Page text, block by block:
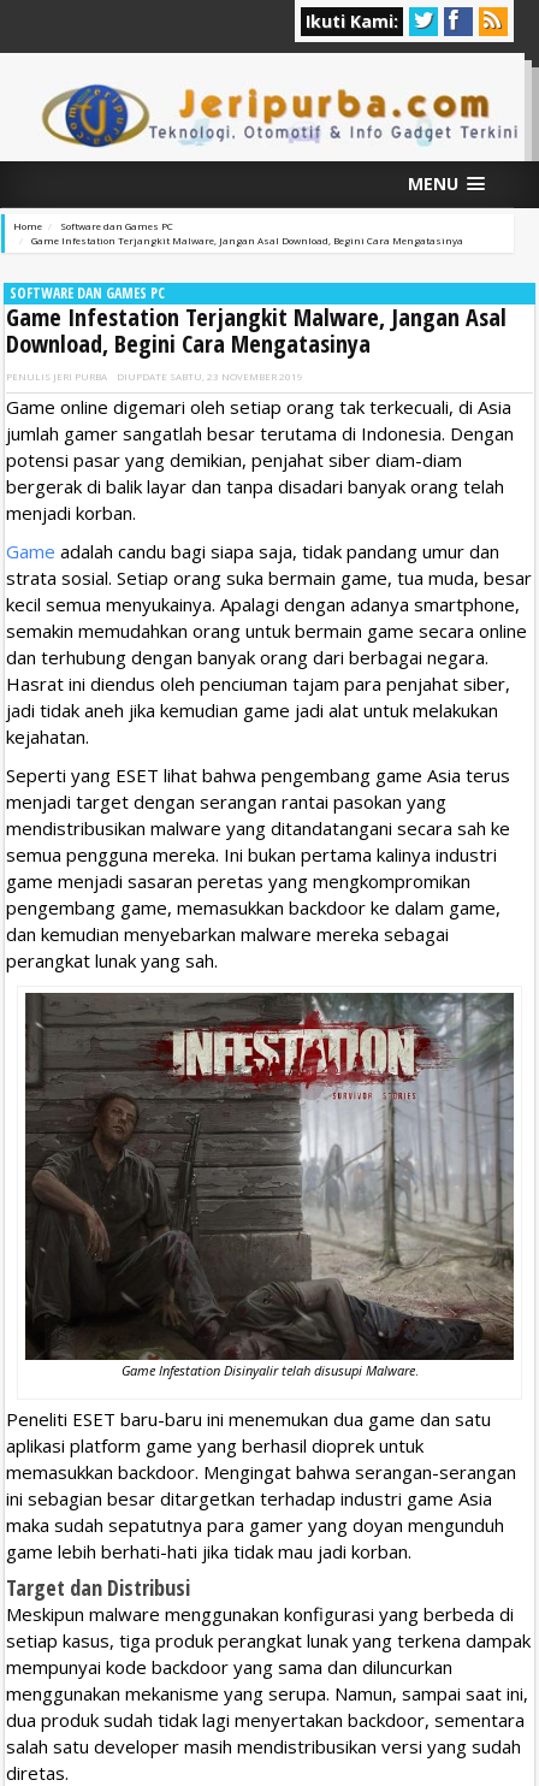
Ikuti Kami:
MENU
Home
Software dan Games PC
Game Infestation Terjangkit Malware, Jangan Asal Download, Begini Cara Mengatasinya
SOFTWARE DAN GAMES PC
Game Infestation Terjangkit Malware, Jangan Asal
Download, Begini Cara Mengatasinya
PENULIS JERI PURBA DIUPDATE SABTU, 23 NOVEMBER 2019
Game online digemari oleh setiap orang tak terkecuali, di Asia
jumlah gamer sangatlah besar terutama di Indonesia. Dengan
potensi pasar yang demikian, penjahat siber diam-diam
bergerak di balik layar dan tanpa disadari banyak orang telah
menjadi korban.
Game adalah candu bagi siapa saja, tidak pandang umur dan
strata sosial. Setiap orang suka bermain game, tua muda, besar
kecil semua menyukainya. Apalagi dengan adanya smartphone,
semakin memudahkan orang untuk bermain game secara online
dan terhubung dengan banyak orang dari berbagai negara.
Hasrat ini diendus oleh penciuman tajam para penjahat siber,
jadi tidak aneh jika kemudian game jadi alat untuk melakukan
kejahatan.
Seperti yang ESET lihat bahwa pengembang game Asia terus
menjadi target dengan serangan rantai pasokan yang
mendistribusikan malware yang ditandatangani secara sah ke
semua pengguna mereka. Ini bukan pertama kalinya industri
game menjadi sasaran peretas yang mengkompromikan
pengembang game, memasukkan backdoor ke dalam game,
dan kemudian menyebarkan malware mereka sebagai
perangkat lunak yang sah.
Game Infestation Disinyalir telah disusupi Malware.
Peneliti ESET baru-baru ini menemukan dua game dan satu
aplikasi platform game yang berhasil dioprek untuk
memasukkan backdoor. Mengingat bahwa serangan-serangan
ini sebagian besar ditargetkan terhadap industri game Asia
maka sudah sepatutnya para gamer yang doyan mengunduh
game lebih berhati-hati jika tidak mau jadi korban.
Target dan Distribusi
Meskipun malware menggunakan konfigurasi yang berbeda di
setiap kasus, tiga produk perangkat lunak yang terkena dampak
mempunyai kode backdoor yang sama dan diluncurkan
menggunakan mekanisme yang serupa. Namun, sampai saat ini,
dua produk sudah tidak lagi menyertakan backdoor, sementara
salah satu developer masih mendistribusikan versi yang sudah
diretas.